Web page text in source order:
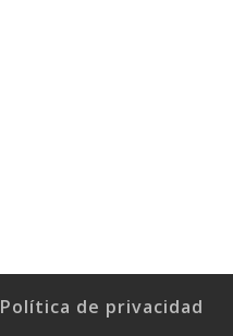
Política de privacidad